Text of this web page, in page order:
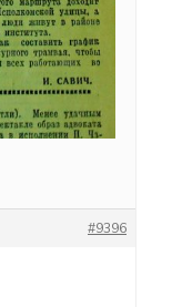
#9396